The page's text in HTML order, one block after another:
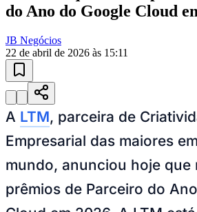
Sport
10 anos de JBnovo portalconfira as
Esportes ao Vivo
atualizadas
Paulistão, Brasileirão, Champions League e
real, classificação e notícias esportivas.
04/10Acompanhar jogos
Entretenimento
Resultados das Loterias
Esportes ao Vivo
Clima e Previsão do Tempo
Vagas de